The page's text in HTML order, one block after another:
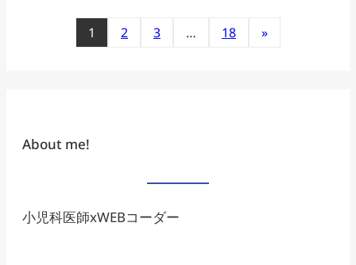
1 2 3 … 18 »
About me!
小児科医師xWEBコーダー